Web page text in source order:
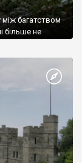
між багатством
більше не